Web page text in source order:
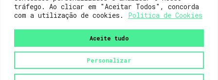
tráfego. Ao clicar em "Aceitar Todos", concorda
com a utilização de cookies.
Política de Cookies
Personalizar
Aceite tudo